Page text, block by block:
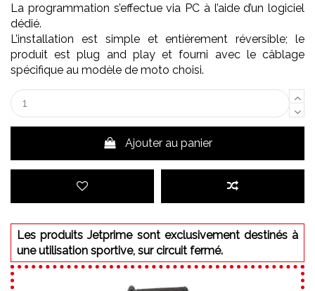
La programmation s’effectue via PC à l’aide d’un logiciel
dédié.
L’installation est simple et entièrement réversible; le
produit est plug and play et fourni avec le câblage
spécifique au modèle de moto choisi.
Ajouter au panier
Les produits Jetprime sont exclusivement destinés à
une utilisation sportive, sur circuit fermé.